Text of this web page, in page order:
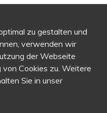
zu gestalten und
verwenden wir
der Webseite
Cookies zu. Weitere
Sie in unser